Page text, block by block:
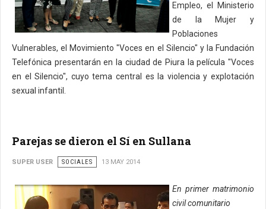
Empleo, el Ministerio
de la Mujer y
Poblaciones
Vulnerables, el Movimiento "Voces en el Silencio" y la Fundación
Telefónica presentarán en la ciudad de Piura la película "Voces
en el Silencio", cuyo tema central es la violencia y explotación
sexual infantil.
Parejas se dieron el Sí en Sullana
SUPER USER SOCIALES 13 MAY 2014
En primer matrimonio
civil comunitario